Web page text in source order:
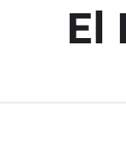
El